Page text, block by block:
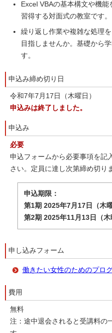
Excel VBAの基本構文や機
習得する対面式の教室です。
繰り返し作業や複雑な処理
目指しませんか。基礎から
す。
申込み締め切り日
令和7年7月17日（木曜日）
申込みは終了しました。
申込み
必要
申込フォームから必要事項を記
さい。定員に達し次第締め切り
申込期限：
第1期 2025年7月17日（
第2期 2025年11月13日（木
申し込みフォーム
働きたい女性のためのプロ
費用
無料
注：途中退会されると受講料の